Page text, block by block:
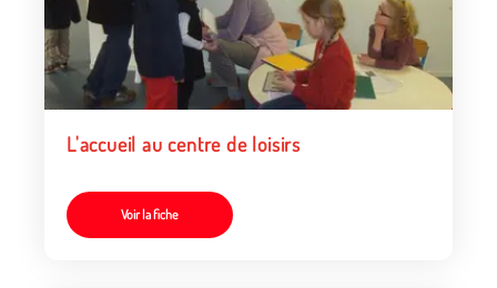
L'accueil au centre de loisirs
Voir la fiche